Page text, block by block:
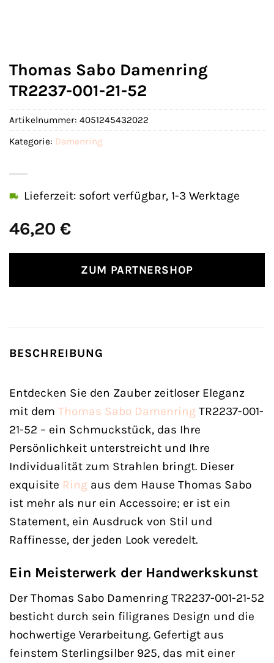
Thomas Sabo Damenring
TR2237-001-21-52
46,20 €
Lieferzeit: sofort verfügbar, 1-3 Werktage
ZUM PARTNERSHOP
Artikelnummer: 4051245432022
Kategorie: Damenring
BESCHREIBUNG
Entdecken Sie den Zauber zeitloser Eleganz
mit dem Thomas Sabo Damenring TR2237-001-
21-52 – ein Schmuckstück, das Ihre
Persönlichkeit unterstreicht und Ihre
Individualität zum Strahlen bringt. Dieser
exquisite Ring aus dem Hause Thomas Sabo
ist mehr als nur ein Accessoire; er ist ein
Statement, ein Ausdruck von Stil und
Raffinesse, der jeden Look veredelt.
Ein Meisterwerk der Handwerkskunst
Der Thomas Sabo Damenring TR2237-001-21-52
besticht durch sein filigranes Design und die
hochwertige Verarbeitung. Gefertigt aus
feinstem Sterlingsilber 925, das mit einer